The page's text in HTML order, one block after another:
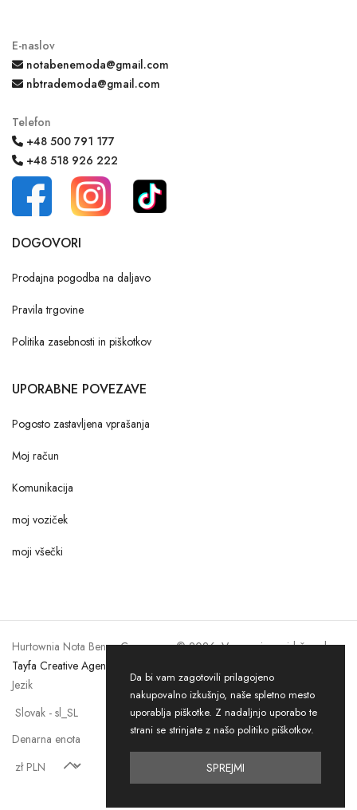
E-naslov
notabenemoda@gmail.com
nbtrademoda@gmail.com
Telefon
+48 500 791 177
+48 518 926 222
DOGOVORI
Prodajna pogodba na daljavo
Pravila trgovine
Politika zasebnosti in piškotkov
UPORABNE POVEZAVE
Pogosto zastavljena vprašanja
Moj račun
Komunikacija
moj voziček
moji všečki
Hurtownia Nota Bene eCommerce © 2026. Vse pravice pridržane by
Tayfa Creative Agency
Jezik
Denarna enota
Da bi vam zagotovili prilagojeno
nakupovalno izkušnjo, naše spletno mesto
uporablja piškotke. Z nadaljnjo uporabo te
strani se strinjate z našo politiko piškotkov.
SPREJMI